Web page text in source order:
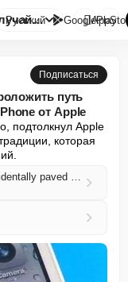
Как белый iPhone 4 мог случайн...
Русский GooglePlay

Подписаться
путь
от Apple
подтолкнул Apple
которая
How the white iPhone 4 may have accidentally paved the way for Apple’s next big iPhone shakeup